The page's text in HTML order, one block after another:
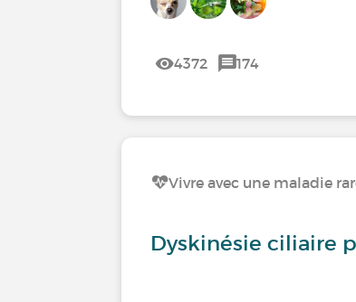
4372 174
Vivre avec une maladie
Dyskinésie ciliaire